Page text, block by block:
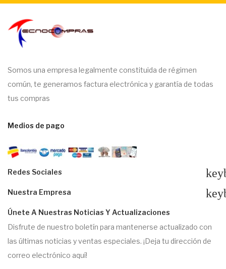
Somos una empresa legalmente constituida de régimen
común, te generamos factura electrónica y garantía de todas
tus compras
Medios de pago
Redes Sociales
Nuestra Empresa
Únete A Nuestras Noticias Y Actualizaciones
Disfrute de nuestro boletín para mantenerse actualizado con
las últimas noticias y ventas especiales. ¡Deja tu dirección de
correo electrónico aquí!